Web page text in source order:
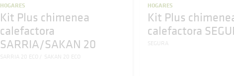
HOGARES
Kit Plus chimenea
calefactora
SARRIA/SAKAN 20
SARRIA 20 ECO SAKAN 20 ECO
HOGARES
Kit Plus
calefactora
SEGURA